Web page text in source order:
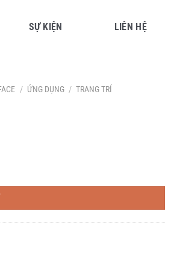
SỰ KIỆN LIÊN HỆ
/ ỨNG DỤNG / TRANG TRÍ